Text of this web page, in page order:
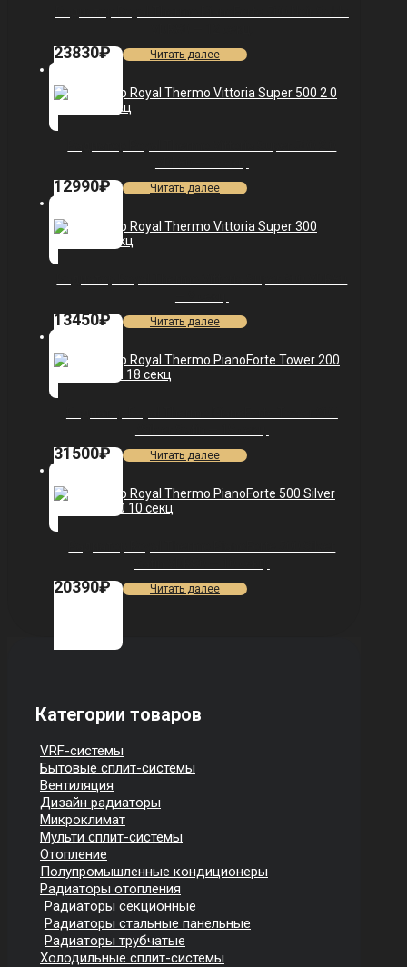
23830₽ Читать далее
12990₽ Читать далее
13450₽ Читать далее
31500₽ Читать далее
20390₽ Читать далее
Категории товаров
VRF-системы
Бытовые сплит-системы
Вентиляция
Дизайн радиаторы
Микроклимат
Мульти сплит-системы
Отопление
Полупромышленные кондиционеры
Радиаторы отопления
Радиаторы секционные
Радиаторы стальные панельные
Радиаторы трубчатые
Холодильные сплит-системы